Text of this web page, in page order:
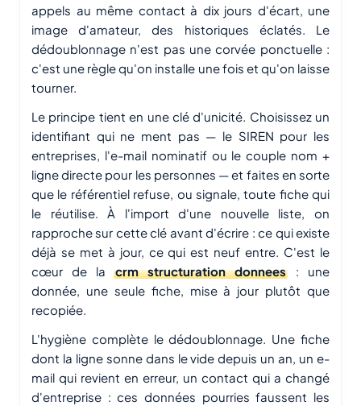
appels au même contact à dix jours d'écart, une
image d'amateur, des historiques éclatés. Le
dédoublonnage n'est pas une corvée ponctuelle :
c'est une règle qu'on installe une fois et qu'on laisse
tourner.
Le principe tient en une clé d'unicité. Choisissez un
identifiant qui ne ment pas — le SIREN pour les
entreprises, l'e-mail nominatif ou le couple nom +
ligne directe pour les personnes — et faites en sorte
que le référentiel refuse, ou signale, toute fiche qui
le réutilise. À l'import d'une nouvelle liste, on
rapproche sur cette clé avant d'écrire : ce qui existe
déjà se met à jour, ce qui est neuf entre. C'est le
cœur de lacrm structuration donnees: une
donnée, une seule fiche, mise à jour plutôt que
recopiée.
L'hygiène complète le dédoublonnage. Une fiche
dont la ligne sonne dans le vide depuis un an, un e-
mail qui revient en erreur, un contact qui a changé
d'entreprise : ces données pourries faussent les